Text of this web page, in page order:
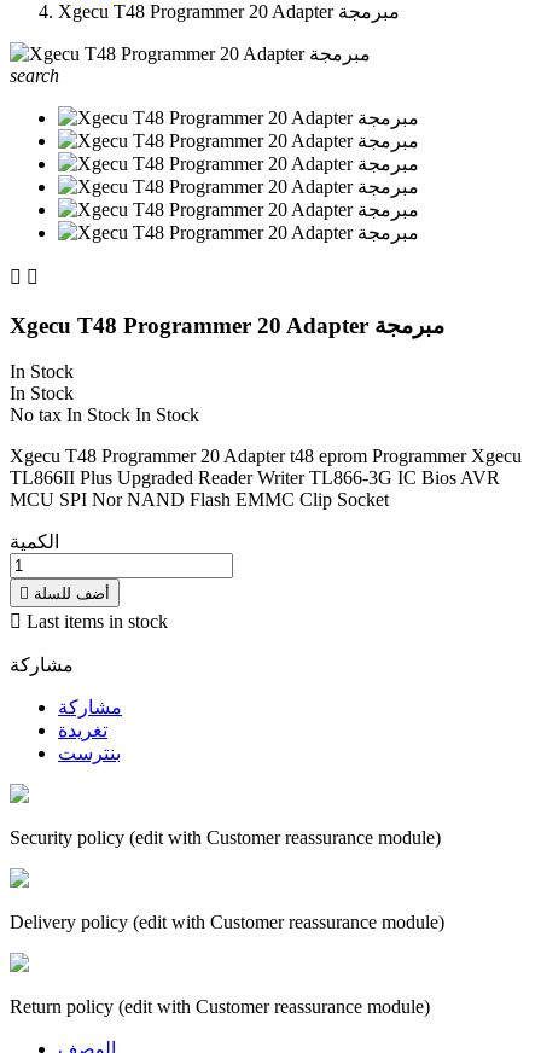
Xgecu T48 Programmer 20 Adapter مبرمجة
search
 
Xgecu T48 Programmer 20 Adapter مبرمجة
In Stock
In Stock
No tax In Stock In Stock
Xgecu T48 Programmer 20 Adapter t48 eprom Programmer Xgecu
TL866II Plus Upgraded Reader Writer TL866-3G IC Bios AVR
MCU SPI Nor NAND Flash EMMC Clip Socket
الكمية
 أضف للسلة
 Last items in stock
مشاركة
مشاركة
تغريدة
بنترست
Security policy (edit with Customer reassurance module)
Delivery policy (edit with Customer reassurance module)
Return policy (edit with Customer reassurance module)